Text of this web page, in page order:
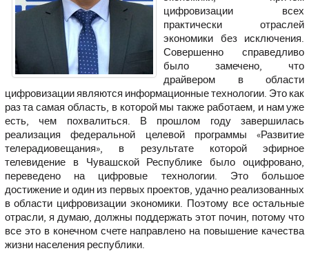
цифровизации всех
практически отраслей
экономики без исключения.
Совершенно справедливо
было замечено, что
драйвером в области
цифровизации являются информационные технологии. Это как
раз та самая область, в которой мы также работаем, и нам уже
есть, чем похвалиться. В прошлом году завершилась
реализация федеральной целевой программы «Развитие
телерадиовещания», в результате которой эфирное
телевидение в Чувашской Республике было оцифровано,
переведено на цифровые технологии. Это большое
достижение и один из первых проектов, удачно реализованных
в области цифровизации экономики. Поэтому все остальные
отрасли, я думаю, должны поддержать этот почин, потому что
все это в конечном счете направлено на повышение качества
жизни населения республики.